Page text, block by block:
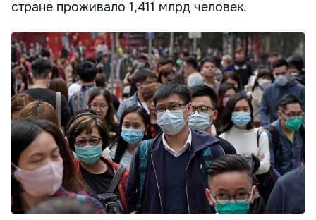
стране проживало 1,411 млрд человек.